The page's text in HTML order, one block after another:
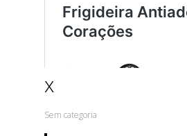
x
Sem categoria